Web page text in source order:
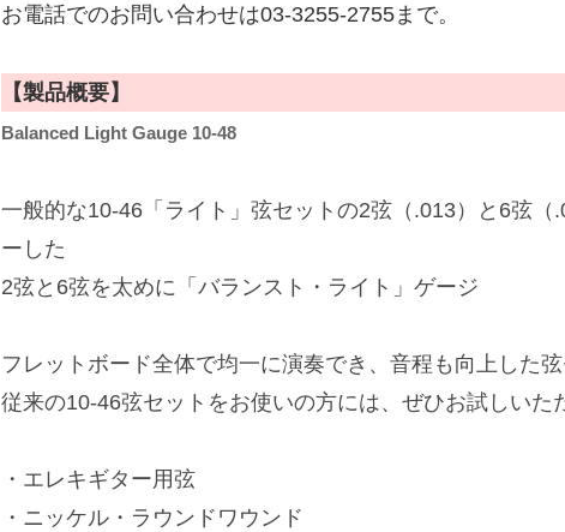
お電話でのお問い合わせは03-3255-2755まで。
【製品概要】
Balanced Light Gauge 10-48
一般的な10-46「ライト」弦セットの2弦（.013）と6弦
ーした
2弦と6弦を太めに「バランスト・ライト」ゲージ
フレットボード全体で均一に演奏でき、音程も向上した弦
従来の10-46弦セットをお使いの方には、ぜひお試しいた
・エレキギター用弦
・ニッケル・ラウンドワウンド